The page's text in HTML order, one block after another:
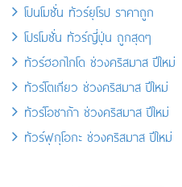
โปนโมชั่น ทัวร์ยุโรป ราคาถูก
โปรโมชั่น ทัวร์ญี่ปุ่น ถูกสุดๆ
ทัวร์ฮอกไกโด ช่วงคริสมาส ปีใหม่
ทัวร์โตเกียว ช่วงคริสมาส ปีใหม่
ทัวร์โอซาก้า ช่วงคริสมาส ปีใหม่
ทัวร์ฟุกุโอกะ ช่วงคริสมาส ปีใหม่